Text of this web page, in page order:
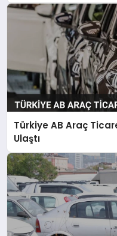
Türkiye AB Araç
Ulaştı